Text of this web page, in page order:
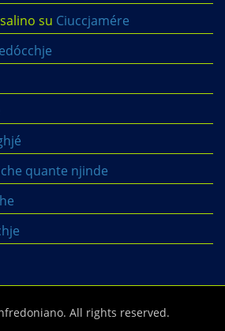
su Ciuccjamére
quante njinde
All rights reserved.